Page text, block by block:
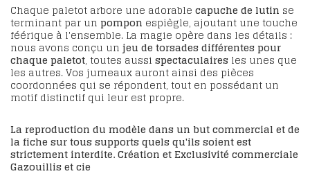
Chaque paletot arbore une adorable capuche de lutin se
terminant par un pompon espiègle, ajoutant une touche
féérique à l'ensemble. La magie opère dans les détails :
nous avons conçu un jeu de torsades différentes pour
chaque paletot, toutes aussi spectaculaires les unes que
les autres. Vos jumeaux auront ainsi des pièces
coordonnées qui se répondent, tout en possédant un
motif distinctif qui leur est propre.
La reproduction du modèle dans un but commercial et de
la fiche sur tous supports quels qu'ils soient est
strictement interdite. Création et Exclusivité commerciale
Gazouillis et cie